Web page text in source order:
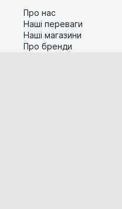
Про нас
Наші переваги
Наші магазини
Про бренди